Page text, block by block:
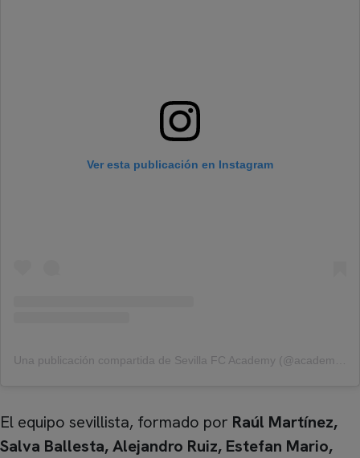
Ver esta publicación en Instagram
El equipo sevillista, formado por Raúl Martínez,
Salva Ballesta, Alejandro Ruiz, Estefan Mario,